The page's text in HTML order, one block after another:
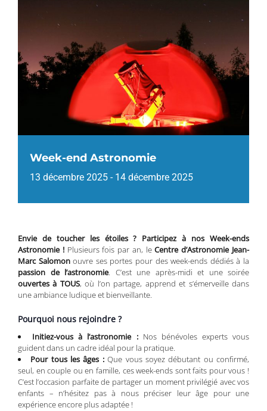
Week-end Astronomie
13 décembre 2025 - 14 décembre 2025
Envie de toucher les étoiles ? Participez à nos Week-ends
Astronomie !Plusieurs fois par an, leCentre d’Astronomie Jean-
Marc Salomonouvre ses portes pour des week-ends dédiés à la
passion de l’astronomie. C’est une après-midi et une soirée
ouvertes à TOUS, où l’on partage, apprend et s’émerveille dans
une ambiance ludique et bienveillante.
Pourquoi nous rejoindre ?
Initiez-vous à l’astronomie :Nos bénévoles experts vous
guident dans un cadre idéal pour la pratique.
Pour tous les âges :Que vous soyez débutant ou confirmé,
seul, en couple ou en famille, ces week-ends sont faits pour vous !
C’est l’occasion parfaite de partager un moment privilégié avec vos
enfants – n’hésitez pas à nous préciser leur âge pour une
expérience encore plus adaptée !